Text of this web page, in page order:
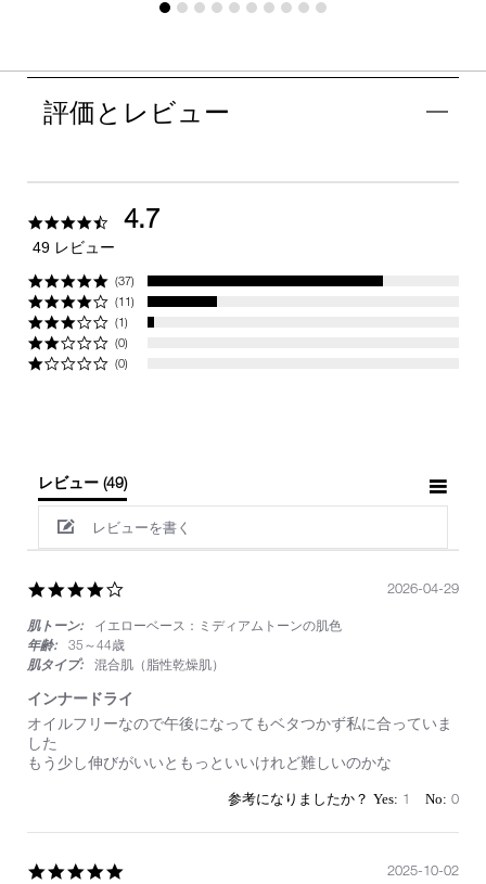
評価とレビュー
4.74.7
49 レビュー
(37)
(11)
(1)
(0)
(0)
レビュー (49)
レビューを書く
rating
肌トーン:
イエローベース：ミディアムトーンの肌色
年齢:
35～44歳
肌タイプ:
混合肌（脂性乾燥肌）
インナードライ
Review
by
on
review
stating
イ
ド
イ
オイルフリーなので午後になってもベタつかず私に合っていま
した
もう少し伸びがいいともっといいけれど難しいのかな
2026-04-29
1 0
2025-10-02